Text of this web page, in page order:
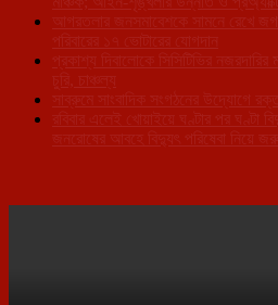
আগরতলার জনসমাবেশকে সামনে রেখে
পরিবারের ১৭ ভোটারের যোগদান
প্রকাশ্য দিবালোকে সিসিটিভির নজরদারির
চুরি, চাঞ্চল্য
সাব্রুমে সাংবাদিক সংগঠনের উদ্যোগে
রবিবার এলেই খোয়াইয়ে ঘণ্টার পর ঘণ্টা
জনরোষের আবহে বিদ্যুৎ পরিষেবা নিয়ে